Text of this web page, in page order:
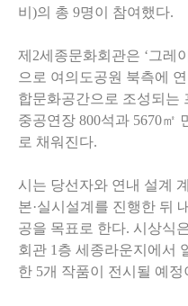
비)의 총 9명이 참여했다.
제2세종문화회관은 ‘그레
으로 여의도공원 북측에
합문화공간으로 조성되는
중공연장 800석과 5670㎡
로 채워진다.
시는 당선자와 연내 설계
본·실시설계를 진행한 뒤
공을 목표로 한다. 시상식
회관 1층 세종라운지에서
한 5개 작품이 전시될 예정